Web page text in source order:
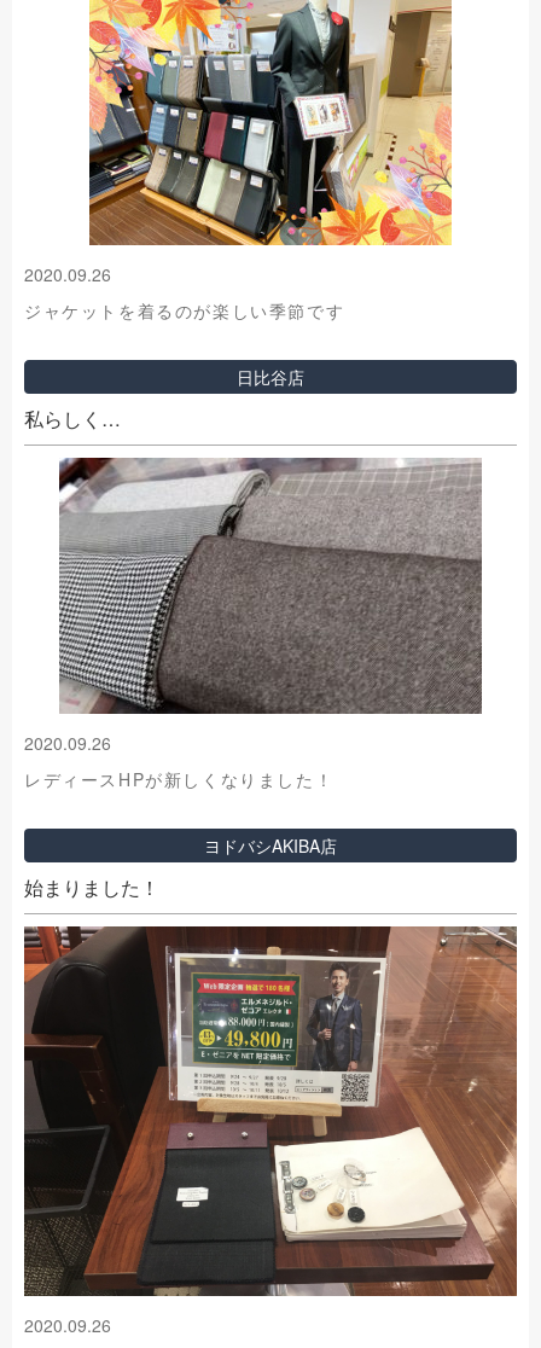
2020.09.26
ジャケットを着るのが楽しい季節です
日比谷店
私らしく…
2020.09.26
レディースHPが新しくなりました！
ヨドバシAKIBA店
始まりました！
2020.09.26